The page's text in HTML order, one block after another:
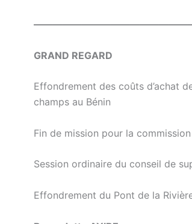
GRAND REGARD
Effondrement des coûts d’achat
champs au Bénin
Fin de mission pour la
Session ordinaire du conseil de
Effondrement du Pont de la